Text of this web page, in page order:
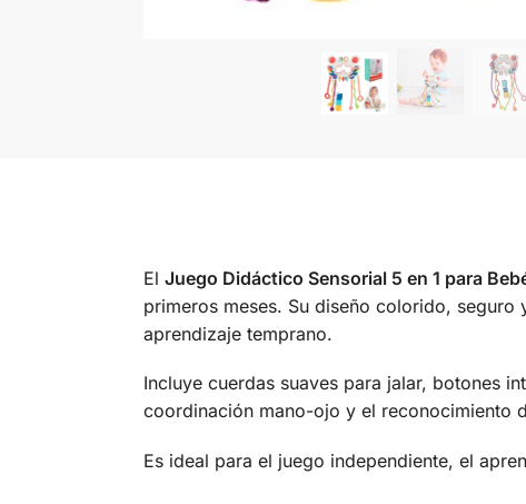
El Juego Didáctico Sensorial 5 en 1 para
primeros meses. Su diseño colorido,
aprendizaje temprano.
Incluye cuerdas suaves para jalar, botones
coordinación mano-ojo y el reconocimiento
Es ideal para el juego independiente, el